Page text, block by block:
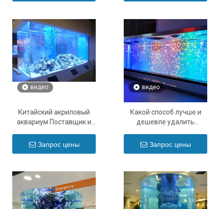
видео
Китайский акриловый
аквариум Поставщик и
акриловых панелей -
Запрос цены
видео
Какой способ лучше и
дешевле удалить
резервуаре - Фабрика
Запрос цены